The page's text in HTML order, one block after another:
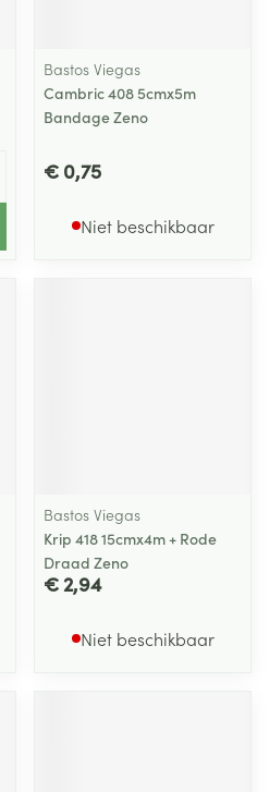
Bastos Viegas
Cambric 408 5cmx5m
Bandage Zeno
€ 0,75
Niet beschikbaar
Bastos Viegas
Krip 418 15cmx4m + Rode
Draad Zeno
€ 2,94
Niet beschikbaar